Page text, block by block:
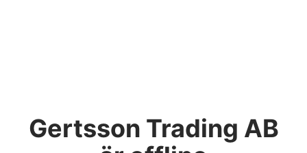
Gertsson Trading AB